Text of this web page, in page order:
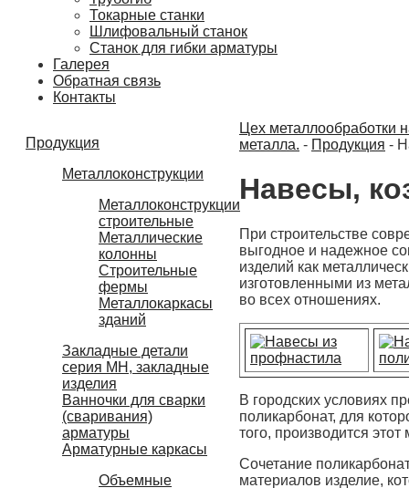
Токарные станки
Шлифовальный станок
Станок для гибки арматуры
Галерея
Обратная связь
Контакты
Продукция
Металлоконструкции
Металлоконструкции
строительные
Металлические
колонны
Строительные
фермы
Металлокаркасы
зданий
Закладные детали
серия МН, закладные
изделия
Ванночки для сварки
(сваривания)
арматуры
Арматурные каркасы
Объемные
Цех металлообработки
металла. - Продукция -
Навесы,
При строительстве
выгодное и надежное
изделий как
изготовленными из
во всех отношениях.
В городских условиях
поликарбонат, для
того, производится
Сочетание
материалов изделие,